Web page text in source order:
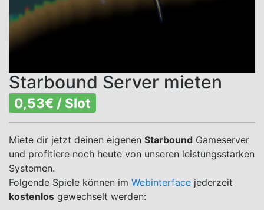
Starbound Server mieten
0,53€ / Slot
Miete dir jetzt deinen eigenen Starbound Gameserver
und profitiere noch heute von unseren leistungsstarken
Systemen.
Folgende Spiele können im Webinterface jederzeit
kostenlos gewechselt werden: